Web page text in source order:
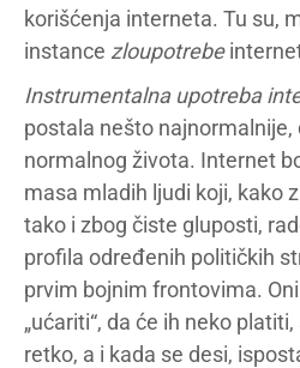
korišćenja interneta. Tu su,
instance zloupotrebe
Instrumentalna upotreba
postala nešto najnormalnije,
normalnog života. Internet
masa mladih ljudi koji, kako
tako i zbog čiste gluposti,
profila određenih političkih
prvim bojnim frontovima.
„ućariti“, da će ih neko
retko, a i kada se desi,